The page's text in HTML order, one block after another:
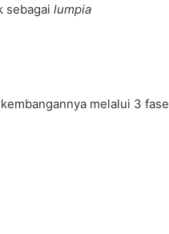
sebagai lumpia
melalui 3 fase